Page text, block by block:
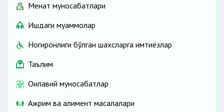
Меҳнат муносабатлари
Ишдаги муаммолар
Ногиронлиги бўлган шахсларга имтиёзлар
Таълим
Оилавий муносабатлар
Ажрим ва алимент масалалари